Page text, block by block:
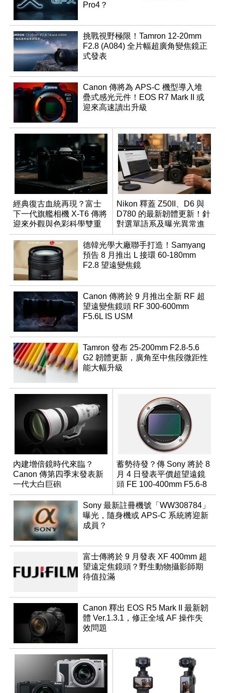
Pro4？
挑戰視野極限！Tamron 12-20mm
F2.8 (A084) 全片幅超廣角變焦鏡正
式發表
Canon 傳將為 APS-C 機型導入堆
疊式感光元件！EOS R7 Mark II 或
迎來高速讀出升級
經典復古血統再現？富士
下一代旗艦相機 X-T6 傳將
迎來外觀與色彩科學雙重
優化
Nikon 釋蓋 Z50II、D6 與
D780 的最新韌體更新！針
對選單語系及曝光異常進
行修復
德韓光學大廠聯手打造！Samyang
預告 8 月推出 L 接環 60-180mm
F2.8 望遠變焦鏡
Canon 傳將於 9 月推出全新 RF 超
望遠變焦鏡頭 RF 300-600mm
F5.6L IS USM
Tamron 發布 25-200mm F2.8-5.6
G2 韌體更新，廣角至中焦段微距性
能大幅升級
內建增倍鏡時代來臨？
Canon 傳第四季末發表新
一代大白巨砲
蓄勢待發？傳 Sony 將於 8
月 4 日發表平價超望遠鏡
頭 FE 100-400mm F5.6-8
Sony 最新註冊機號「WW308784」
曝光，隨身機或 APS-C 系統將迎新
成員？
富士傳將於 9 月發表 XF 400mm 超
望遠定焦鏡頭？野生動物攝影師期
待值拉滿
Canon 釋出 EOS R5 Mark II 最新韌
體 Ver.1.3.1，修正全域 AF 操作失
效問題